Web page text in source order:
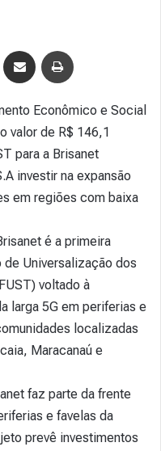
Econômico e Social
valor de R$ 146,1
para a Brisanet
investir na expansão
em regiões com baixa
é a primeira
Universalização dos
voltado à
larga 5G em periferias e
localizadas
Maracanaú e
faz parte da frente
e favelas da
prevê investimentos